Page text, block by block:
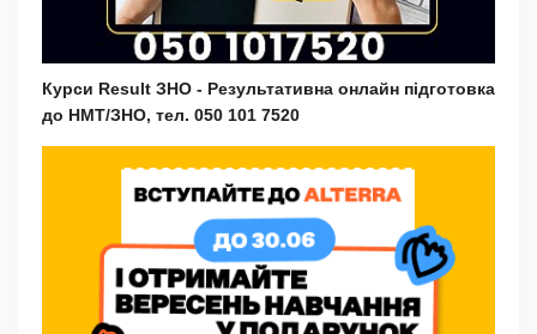
Курси Result ЗНО - Результативна онлайн підготовка
до НМТ/ЗНО, тел. 050 101 7520